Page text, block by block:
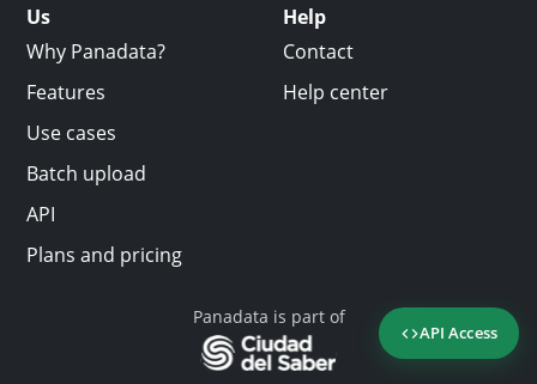
API Access
Us
Why Panadata?
Features
Use cases
Batch upload
API
Plans and pricing
Help
Contact
Help center
Panadata is part of